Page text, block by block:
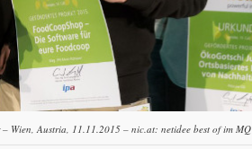
Wien, Austria, 11.11.2015 – nic.at: netidee best of im MQ